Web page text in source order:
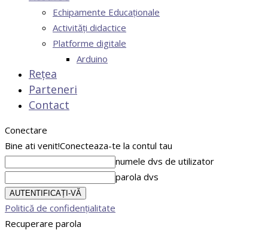
Echipamente Educaționale
Activități didactice
Platforme digitale
Arduino
Rețea
Parteneri
Contact
Conectare
Bine ati venit!Conecteaza-te la contul tau
numele dvs de utilizator
parola dvs
Politică de confidențialitate
Recuperare parola